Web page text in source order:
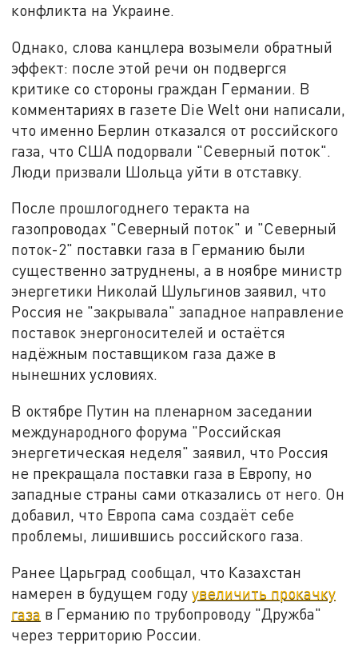
конфликта на Украине.
Однако, слова канцлера возымели обратный
эффект: после этой речи он подвергся
критике со стороны граждан Германии. В
комментариях в газете Die Welt они написали,
что именно Берлин отказался от российского
газа, что США подорвали "Северный поток".
Люди призвали Шольца уйти в отставку.
После прошлогоднего теракта на
газопроводах "Северный поток" и "Северный
поток-2" поставки газа в Германию были
существенно затруднены, а в ноябре министр
энергетики Николай Шульгинов заявил, что
Россия не "закрывала" западное направление
поставок энергоносителей и остаётся
надёжным поставщиком газа даже в
нынешних условиях.
В октябре Путин на пленарном заседании
международного форума "Российская
энергетическая неделя" заявил, что Россия
не прекращала поставки газа в Европу, но
западные страны сами отказались от него. Он
добавил, что Европа сама создаёт себе
проблемы, лишившись российского газа.
Ранее Царьград сообщал, что Казахстан
намерен в будущем годуувеличить прокачку
газа в Германию по трубопроводу "Дружба"
через территорию России.